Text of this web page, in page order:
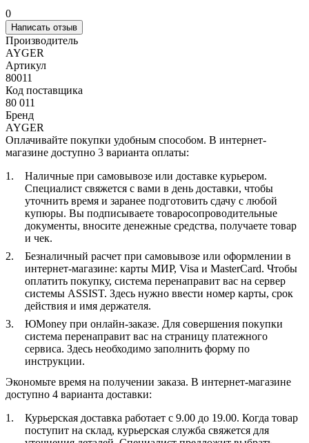
0
Написать отзыв
Производитель
AYGER
Артикул
80011
Код поставщика
80 011
Бренд
AYGER
Оплачивайте покупки удобным способом. В интернет-
магазине доступно 3 варианта оплаты:
Наличные при самовывозе или доставке курьером.
Специалист свяжется с вами в день доставки, чтобы
уточнить время и заранее подготовить сдачу с любой
купюры. Вы подписываете товаросопроводительные
документы, вносите денежные средства, получаете товар
и чек.
Безналичный расчет при самовывозе или оформлении в
интернет-магазине: карты МИР, Visa и MasterCard. Чтобы
оплатить покупку, система перенаправит вас на сервер
системы ASSIST. Здесь нужно ввести номер карты, срок
действия и имя держателя.
ЮMoney при онлайн-заказе. Для совершения покупки
система перенаправит вас на страницу платежного
сервиса. Здесь необходимо заполнить форму по
инструкции.
Экономьте время на получении заказа. В интернет-магазине
доступно 4 варианта доставки:
Курьерская доставка работает с 9.00 до 19.00. Когда товар
поступит на склад, курьерская служба свяжется для